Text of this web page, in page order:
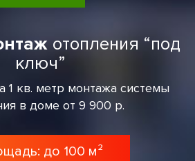
отопления “под
ключ”
1 кв. метр монтажа системы
в доме от 9 900 р.
до 100 м²